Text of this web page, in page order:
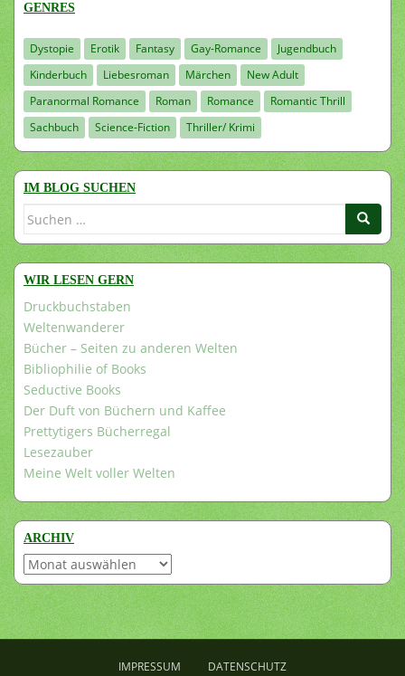
GENRES
Dystopie Erotik Fantasy Gay-Romance
Jugendbuch
Kinderbuch
Liebesroman Märchen
New Adult
Paranormal Romance
Roman Romance
Romantic Thrill
Sachbuch
Science-Fiction Thriller/ Krimi
IM BLOG SUCHEN
Suchen
WIR LESEN GERN
Druckbuchstaben
Weltenwanderer
Bücher – Seiten zu anderen Welten
Bibliophilie of Books
Seductive Books
Der Duft von Büchern und Kaffee
Prettytigers Bücherregal
Lesezauber
Meine Welt voller Welten
ARCHIV
Archiv
IMPRESSUM DATENSCHUTZ